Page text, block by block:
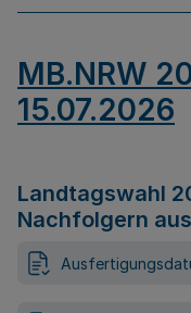
MB.NRW
15.07.2026
Landtagswahl
Nachfolgern